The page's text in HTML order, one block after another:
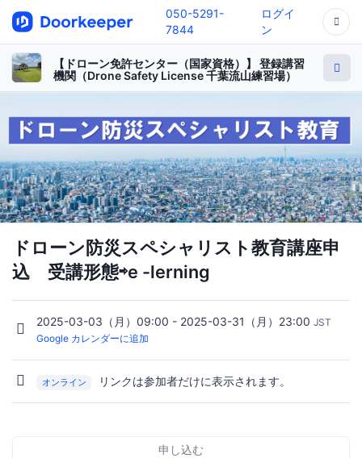
050-5291-
7844
ログイ
ン
【ドローン免許センター（国家資格）】 登録講習
機関（Drone Safety License 千葉流山練習場）
ドローン防災スペシャリスト教育講座申
込 受講形態⇨e -lerning
2025-03-03（月）09:00 - 2025-03-31（月）23:00 JST
Google カレンダーに追加
オンライン リンクは参加者だけに表示されます。
申し込む